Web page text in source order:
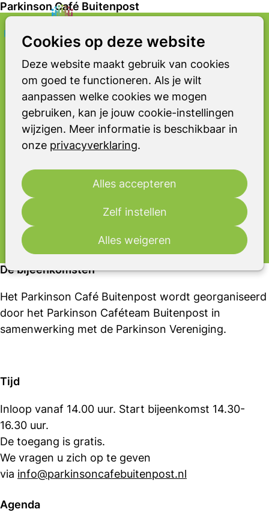
Cookies op deze website
Deze website maakt gebruik van cookies
om goed te functioneren. Als je wilt
aanpassen welke cookies we mogen
gebruiken, kan je jouw cookie-instellingen
wijzigen. Meer informatie is beschikbaar in
onze privacyverklaring.
Alles accepteren
Zelf instellen
Alles weigeren
Parkinson Café Buitenpost
PARKINSON CAFÉ
Het Parkinson Café Buitenpost is een
ontmoetingsplek voor iedereen die
met parkinson te maken heeft: patiënt,
partner, familielid, mantelzorger en
zorgverlener. Het belangrijkste doel is
wordt er informatie gegeven over de
ziekte van Parkinson en
parkinsonismen.
De bijeenkomsten
Het Parkinson Café Buitenpost wordt georganiseerd
door het Parkinson Caféteam Buitenpost in
samenwerking met de Parkinson Vereniging.
Tijd
Inloop vanaf 14.00 uur. Start bijeenkomst 14.30-
16.30 uur.
De toegang is gratis.
We vragen u zich op te geven
via info@parkinsoncafebuitenpost.nl
Agenda